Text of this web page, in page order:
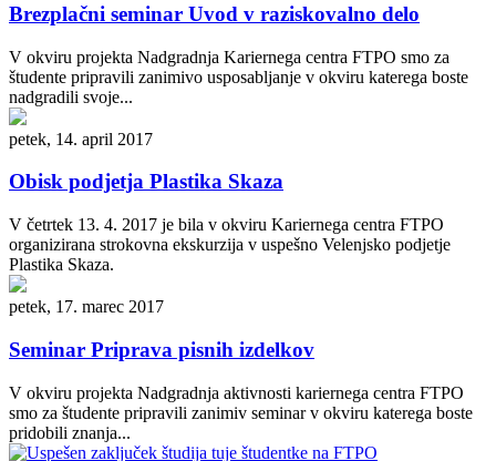
Brezplačni seminar Uvod v raziskovalno delo
V okviru projekta Nadgradnja Kariernega centra FTPO smo za
študente pripravili zanimivo usposabljanje v okviru katerega boste
nadgradili svoje...
petek, 14. april 2017
Obisk podjetja Plastika Skaza
V četrtek 13. 4. 2017 je bila v okviru Kariernega centra FTPO
organizirana strokovna ekskurzija v uspešno Velenjsko podjetje
Plastika Skaza.
petek, 17. marec 2017
Seminar Priprava pisnih izdelkov
V okviru projekta Nadgradnja aktivnosti kariernega centra FTPO
smo za študente pripravili zanimiv seminar v okviru katerega boste
pridobili znanja...